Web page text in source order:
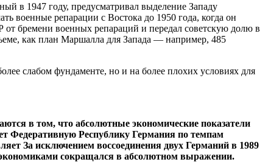
в 1947 году, предусматривал выделение Западу
военные репарации с Востока до 1950 года, когда он
бремени военных репараций и передал советскую долю в
как план Маршалла для Запада — например, 485
слабом фундаменте, но и на более плохих условиях для
в том, что абсолютные экономические показатели
Федеративную Республику Германия по темпам
За исключением воссоединения двух Германий в 1989
сокращался в абсолютном выражении.